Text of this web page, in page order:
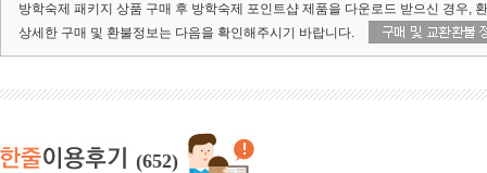
방학숙제 패키지 상품 구매 후 방학숙제 포인트샵 제품을 다운로드 받으신 경우,
상세한 구매 및 환불정보는 다음을 확인해주시기 바랍니다.
(652)